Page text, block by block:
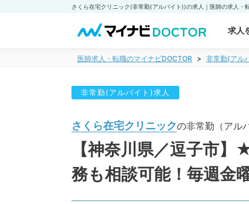
求人
医師求人・転職のマイナビDOCTOR 非常勤(アル
非常勤(アルバイト)求人
さくら在宅クリニックの非常勤（アル
【神奈川県／逗子市
務も相談可能！毎週金